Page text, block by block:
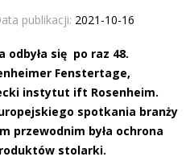
publikacji: 2021-10-16
odbyła się po raz 48.
Fenstertage,
instytut ift Rosenheim.
spotkania branży
przewodnim była ochrona
stolarki.